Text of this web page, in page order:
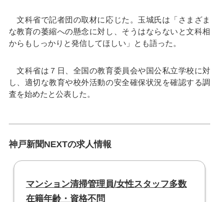
文科省で記者団の取材に応じた。玉城氏は「さまざま
な教育の萎縮への懸念に対し、そうはならないと文科相
からもしっかりと発信してほしい」とも語った。
文科省は７日、全国の教育委員会や国公私立学校に対
し、適切な教育や校外活動の安全確保状況を確認する調
査を始めたと公表した。
神戸新聞NEXTの求人情報
マンション清掃管理員/女性スタッフ多数
在籍年齢・資格不問